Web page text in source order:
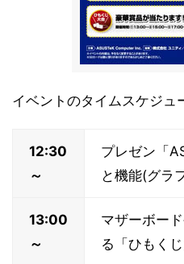
イベントのタイムスケジュ
12:30
～
プレゼン「
と機能(グラ
13:00
～
マザーボー
る「ひもくじ